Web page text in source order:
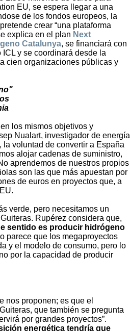
EU, se espera llegar a una
de los fondos europeos, la
crear “una plataforma
explica en el plan Next
Catalunya, se financiará con
y se coordinará desde la
cien organizaciones públicas y
los mismos objetivos y
Nualart, investigador de energía
voluntad de convertir a España
alojar cadenas de suministro,
aprendemos de nuestros propios
son las que más apuestan por
de euros en proyectos que, a
verde, pero necesitamos un
Rupérez considera que,
sentido es producir hidrógeno
parece que los megaproyectos
y el modelo de consumo, pero lo
por la capacidad de producir
nos proponen; es que el
que también se pregunta
por grandes proyectos”.
energética tendría que